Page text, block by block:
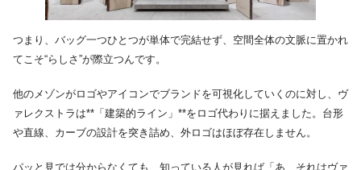
つまり、バッグ一つひとつが単体で完結せず、空間全体の文脈に置かれ
てこそ“らしさ”が際立つんです。
他のメゾンがロゴやアイコンでブランドを可視化していくのに対し、ヴ
ァレクストラは**「建築的ライン」**をロゴ代わりに据えました。台形
や直線、カーブの設計を突き詰め、外ロゴはほぼ存在しません。
パッと見では分からなくても、知っている人が見れば「あ、それはヴァ